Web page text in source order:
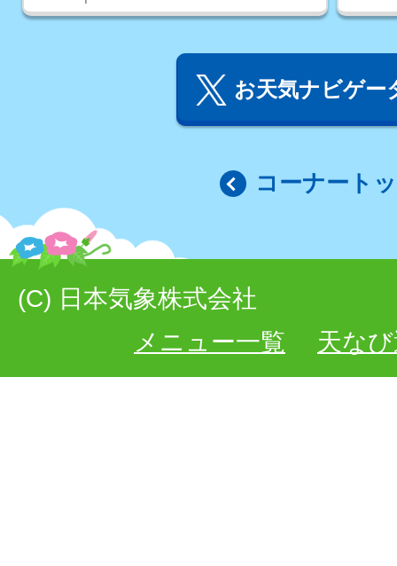
お天気ナビゲー
コーナート
(C) 日本気象株式会社
メニュー一覧
天な